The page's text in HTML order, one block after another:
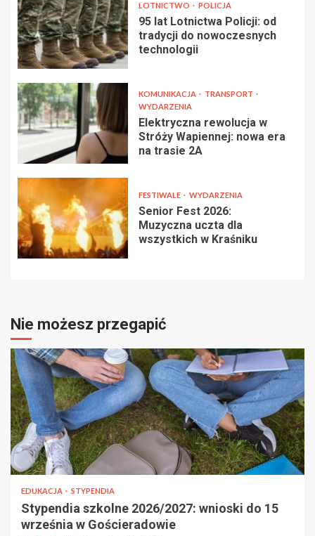
LOTNICTWO POLICJA
95 lat Lotnictwa Policji: od
tradycji do nowoczesnych
technologii
KOMUNIKACJA
TRANSPORT
WYDARZENIA
Elektryczna rewolucja w
Stróży Wapiennej: nowa era
na trasie 2A
FESTIWALE WYDARZENIA
Senior Fest 2026:
Muzyczna uczta dla
wszystkich w Kraśniku
Nie możesz przegapić
EDUKACJA STYPENDIA
Stypendia szkolne 2026/2027: wnioski do 15
września w Gościeradowie